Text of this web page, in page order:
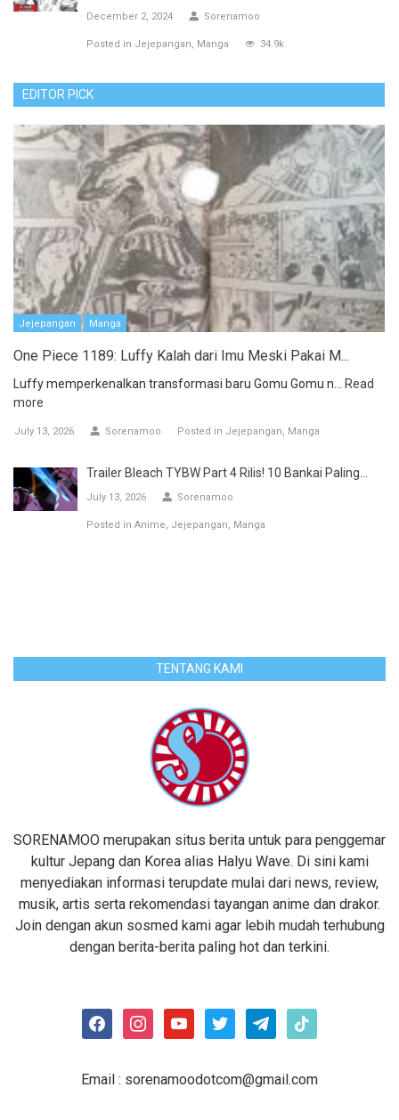
December 2, 2024 Sorenamoo
Posted in Jejepangan Manga 34.9k
EDITOR PICK
Jejepangan Manga
One Piece 1189: Luffy Kalah dari Imu Meski Pakai M...
Luffy memperkenalkan transformasi baru Gomu Gomu n...
Read
more
July 13, 2026 Sorenamoo Posted in Jejepangan Manga
Trailer Bleach TYBW Part 4 Rilis! 10 Bankai Paling...
July 13, 2026 Sorenamoo
Posted in Anime Jejepangan Manga
TENTANG KAMI
SORENAMOO merupakan situs berita untuk para penggemar
kultur Jepang dan Korea alias Halyu Wave. Di sini kami
menyediakan informasi terupdate mulai dari news, review,
musik, artis serta rekomendasi tayangan anime dan drakor.
Join dengan akun sosmed kami agar lebih mudah terhubung
dengan berita-berita paling hot dan terkini.
facebookinstagramyoutubetwitter telegramtiktok
Email : sorenamoodotcom@gmail.com